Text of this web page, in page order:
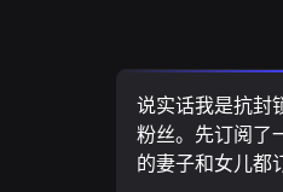
说实话我是抗封
粉丝。先订阅了
的妻子和女儿都